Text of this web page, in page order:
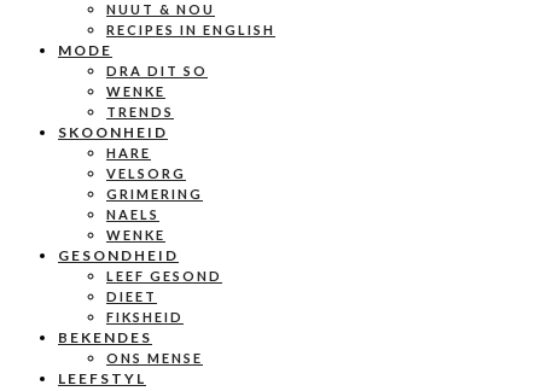
NUUT & NOU
RECIPES IN ENGLISH
MODE
DRA DIT SO
WENKE
TRENDS
SKOONHEID
HARE
VELSORG
GRIMERING
NAELS
WENKE
GESONDHEID
LEEF GESOND
DIEET
FIKSHEID
BEKENDES
ONS MENSE
LEEFSTYL